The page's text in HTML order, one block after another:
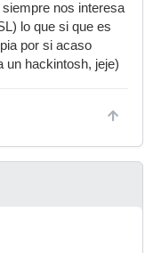
nos interesa
lo que si que es
por si acaso
un hackintosh, jeje)